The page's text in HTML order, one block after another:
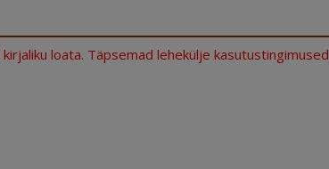
loata. Täpsemad lehekülje kasutustingimused